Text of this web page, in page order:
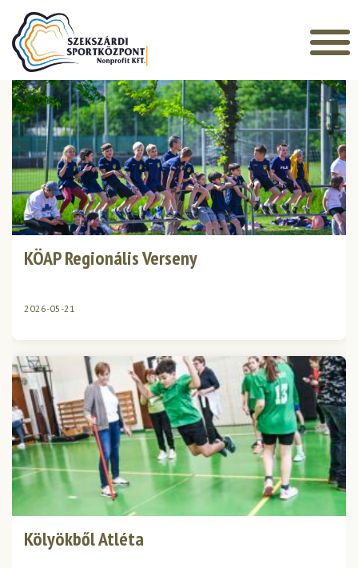
Főoldal»Galleries
ARCHÍVUM
KÖAP Regionális Verseny
2026-05-21
Kölyökből Atléta